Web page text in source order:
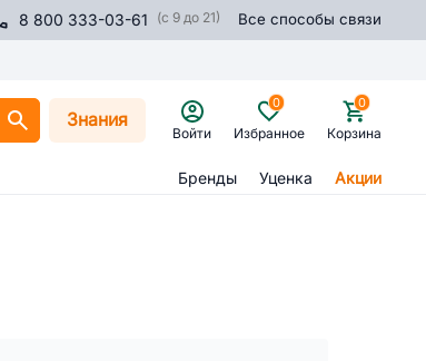
8 800 333-03-61 (с 9 до 21) Все способы связи
Знания
Войти Избранное
0
Корзина
0
Бренды Уценка Акции